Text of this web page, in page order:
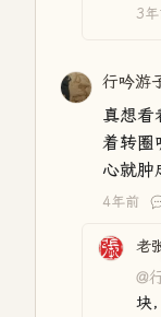
3年
行吟游
真想看
着转圈
心就肿
4年前
老
@
块